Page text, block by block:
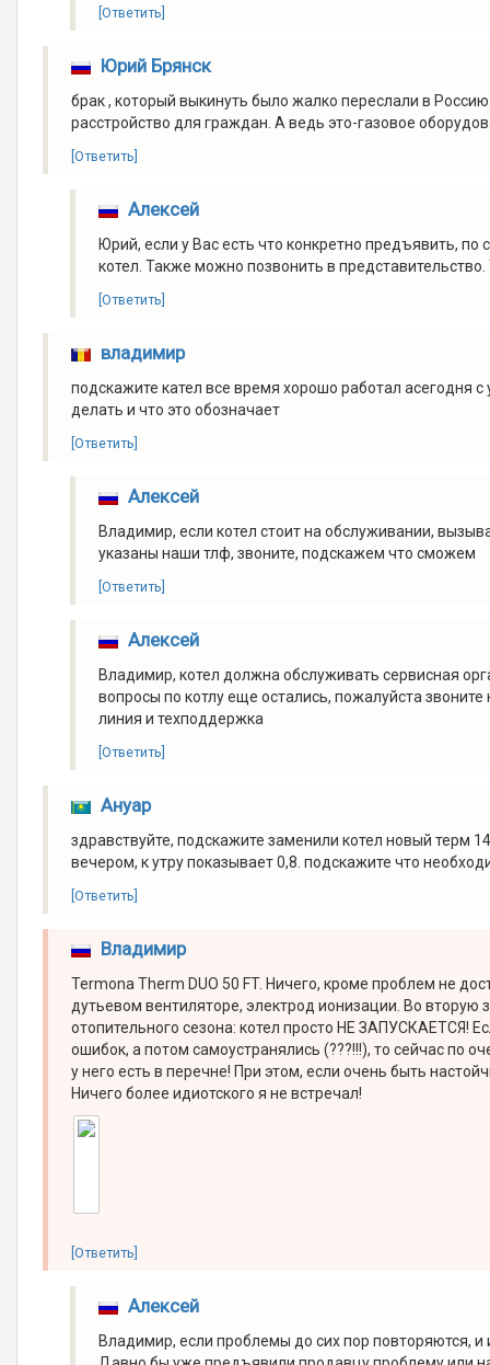
[Ответить]
Юрий Брянск
брак , который выкинуть было жалко переслали в
расстройство для граждан. А ведь это-газовое
[Ответить]
Алексей
Юрий, если у Вас есть что конкретно предъявить,
котел. Также можно позвонить в
[Ответить]
владимир
подскажите кател все время хорошо работал асегодня
делать и что это обозначает
[Ответить]
Алексей
Владимир, если котел стоит на обслуживании,
указаны наши тлф, звоните, подскажем что сможем
[Ответить]
Алексей
Владимир, котел должна обслуживать сервисная
вопросы по котлу еще остались, пожалуйста
линия и техподдержка
[Ответить]
Ануар
здравствуйте, подскажите заменили котел новый терм
вечером, к утру показывает 0,8. подскажите что
[Ответить]
Владимир
Termona Therm DUO 50 FT. Ничего, кроме проблем не
дутьевом вентиляторе, электрод ионизации. Во
отопительного сезона: котел просто НЕ ЗАПУСКАЕТСЯ!
ошибок, а потом самоустранялись (???!!!), то сейчас по
у него есть в перечне! При этом, если очень быть
Ничего более идиотского я не встречал!
[Ответить]
Алексей
Владимир, если проблемы до сих пор повторяются, и